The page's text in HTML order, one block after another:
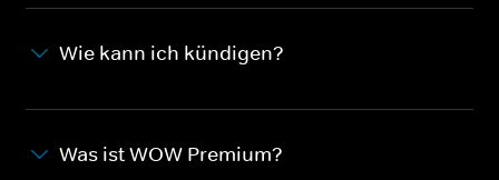
Wie kann ich kündigen?
Was ist WOW Premium?